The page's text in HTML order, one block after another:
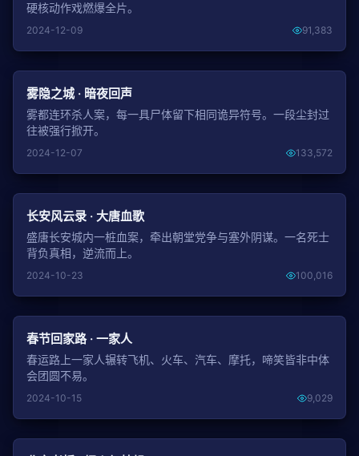
硬核动作戏燃爆全片。
2024-12-09 91,383
雾隐之城 · 暗夜回声
雾都连环杀人案，每一具尸体留下相同诡异符号。一段尘封过
往被强行掀开。
2024-12-07 133,572
长安风云录 · 大唐血歌
盛唐长安城内一桩血案，牵出朝堂党争与塞外阴谋。一名死士
背负真相，逆流而上。
2024-10-23 100,016
春节回家路 · 一家人
春运路上一家人辗转飞机、火车、汽车、摩托，啼笑皆非中体
会团圆不易。
2024-10-15 9,029